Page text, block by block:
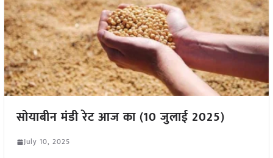
सोयाबीन मंडी रेट आज का (10 जुलाई 2025)
July 10, 2025